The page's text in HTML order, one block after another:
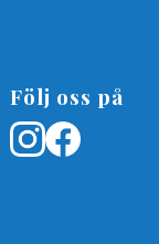
Följ oss på